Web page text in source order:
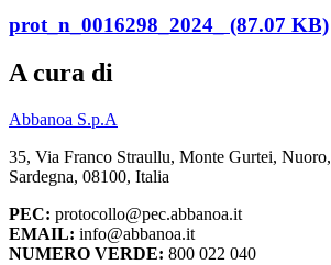
prot_n_0016298_2024_ (87.07 KB)
A cura di
Abbanoa S.p.A
35, Via Franco Straullu, Monte Gurtei, Nuoro,
Sardegna, 08100, Italia
PEC: protocollo@pec.abbanoa.it
EMAIL: info@abbanoa.it
NUMERO VERDE: 800 022 040